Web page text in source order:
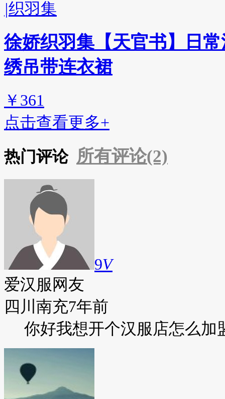
|织羽集
徐娇织羽集【天官书】日
绣吊带连衣裙
￥361
点击查看更多+
热门评论 所有评论(2)
9V
爱汉服网友
四川南充7年前
你好我想开个汉服店怎么加